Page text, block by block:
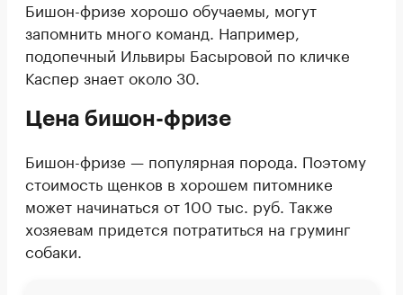
Бишон-фризе хорошо обучаемы, могут
запомнить много команд. Например,
подопечный Ильвиры Басыровой по кличке
Каспер знает около 30.
Цена бишон-фризе
Бишон-фризе — популярная порода. Поэтому
стоимость щенков в хорошем питомнике
может начинаться от 100 тыс. руб. Также
хозяевам придется потратиться на груминг
собаки.